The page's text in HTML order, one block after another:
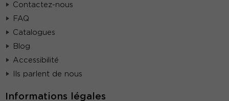
Contactez-nous
FAQ
Catalogues
Blog
Accessibilité
Ils parlent de nous
Informations légales